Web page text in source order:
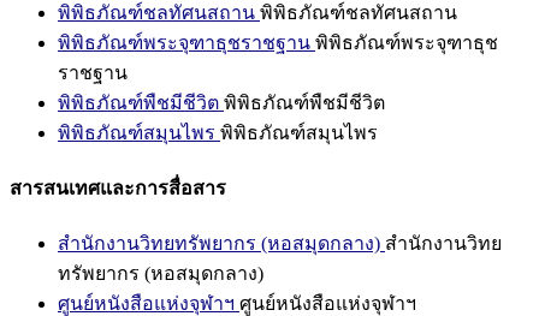
พิพิธภัณฑ์ชลทัศนสถาน พิพิธภัณฑ์ชลทัศนสถาน
พิพิธภัณฑ์พระจุฑาธุชราชฐาน พิพิธภัณฑ์พระจุฑาธุช
ราชฐาน
พิพิธภัณฑ์พืชมีชีวิต พิพิธภัณฑ์พืชมีชีวิต
พิพิธภัณฑ์สมุนไพร พิพิธภัณฑ์สมุนไพร
สารสนเทศและการสื่อสาร
สำนักงานวิทยทรัพยากร (หอสมุดกลาง) สำนักงานวิทย
ทรัพยากร (หอสมุดกลาง)
ศูนย์หนังสือแห่งจุฬาฯ ศูนย์หนังสือแห่งจุฬาฯ